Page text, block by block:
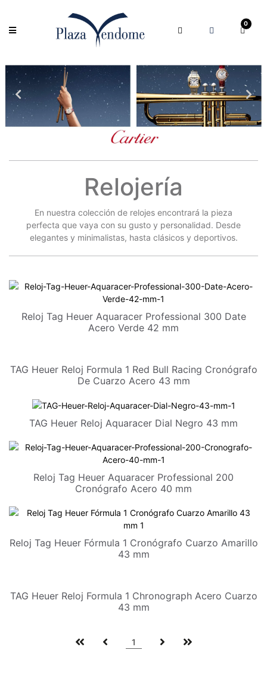
0
Relojería
En nuestra colección de relojes encontrará la pieza
perfecta que vaya con su gusto y personalidad. Desde
elegantes y minimalistas, hasta clásicos y deportivos.
Reloj Tag Heuer Aquaracer Professional 300 Date
Acero Verde 42 mm
TAG Heuer Reloj Formula 1 Red Bull Racing Cronógrafo
De Cuarzo Acero 43 mm
TAG Heuer Reloj Aquaracer Dial Negro 43 mm
Reloj Tag Heuer Aquaracer Professional 200
Cronógrafo Acero 40 mm
Reloj Tag Heuer Fórmula 1 Cronógrafo Cuarzo Amarillo
43 mm
TAG Heuer Reloj Formula 1 Chronograph Acero Cuarzo
43 mm
1